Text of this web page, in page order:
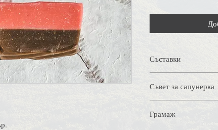
Съставки
евкалипт, куркума,
масло (масло от
основа (не присъства
Съвет за сапунерка
задържа. Така ще
Грамаж